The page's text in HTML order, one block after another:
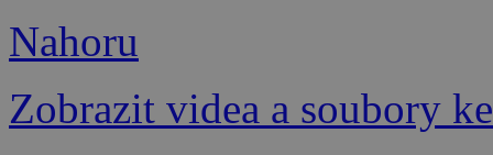
Nahoru
Zobrazit videa a soubory